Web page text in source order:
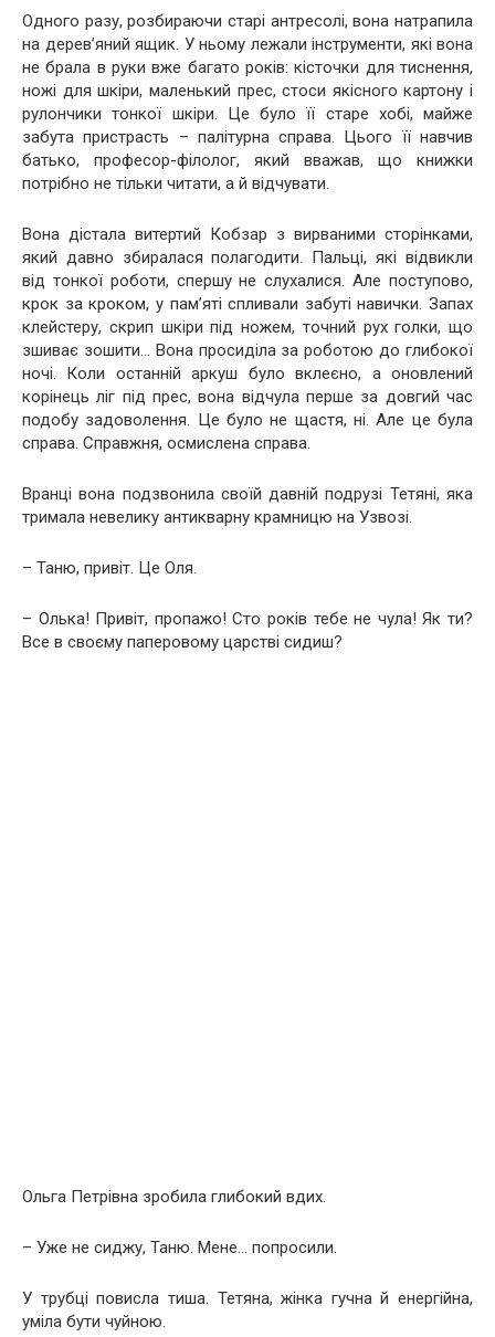
Одного разу, розбираючи старі антресолі, вона натрапила
на дерев’яний ящик. У ньому лежали інструменти, які вона
не брала в руки вже багато років: кісточки для тиснення,
ножі для шкіри, маленький прес, стоси якісного картону і
рулончики тонкої шкіри. Це було її старе хобі, майже
забута пристрасть – палітурна справа. Цього її навчив
батько, професор-філолог, який вважав, що книжки
потрібно не тільки читати, а й відчувати.
Вона дістала витертий Кобзар з вирваними сторінками,
який давно збиралася полагодити. Пальці, які відвикли
від тонкої роботи, спершу не слухалися. Але поступово,
крок за кроком, у пам’яті спливали забуті навички. Запах
клейстеру, скрип шкіри під ножем, точний рух голки, що
зшиває зошити… Вона просиділа за роботою до глибокої
ночі. Коли останній аркуш було вклеєно, а оновлений
корінець ліг під прес, вона відчула перше за довгий час
подобу задоволення. Це було не щастя, ні. Але це була
справа. Справжня, осмислена справа.
Вранці вона подзвонила своїй давній подрузі Тетяні, яка
тримала невелику антикварну крамницю на Узвозі.
– Таню, привіт. Це Оля.
– Олька! Привіт, пропажо! Сто років тебе не чула! Як ти?
Все в своєму паперовому царстві сидиш?
Ольга Петрівна зробила глибокий вдих.
– Уже не сиджу, Таню. Мене… попросили.
У трубці повисла тиша. Тетяна, жінка гучна й енергійна,
уміла бути чуйною.